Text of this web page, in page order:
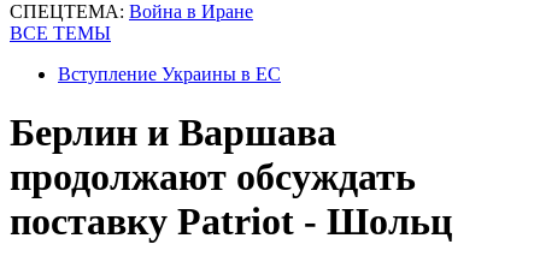
СПЕЦТЕМА: Война в Иране
ВСЕ ТЕМЫ
Вступление Украины в ЕС
Берлин и Варшава
продолжают обсуждать
поставку Patriot - Шольц